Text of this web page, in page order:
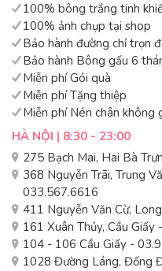
100% bông trắng tinh
100% ảnh chụp tại shop
Bảo hành đường chỉ trọn
Bảo hành Bông gấu 6
Miễn phí Gói quà
Miễn phí Tặng thiệp
Miễn phí Nén chân không
HÀ NỘI | 8:30 - 23:00
275 Bạch Mai, Hai Bà
368 Nguyễn Trãi, Trung
033.567.6616
411 Nguyễn Văn Cừ,
161 Xuân Thủy, Cầu
104 - 106 Cầu Giấy -
1028 Đường Láng, Đống